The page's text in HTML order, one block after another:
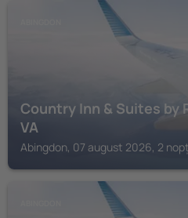
Country Inn & Suites by
VA
Abingdon, 07 august 2026, 2